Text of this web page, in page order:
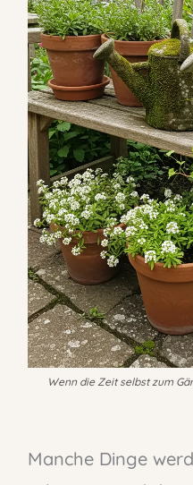
Wenn die Zeit selbst zum
Manche Dinge